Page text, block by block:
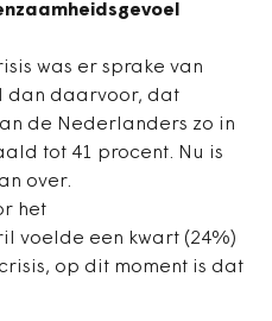
was er sprake van
dan daarvoor, dat
de Nederlanders zo in
tot 41 procent. Nu is
over.
het
voelde een kwart (24%)
op dit moment is dat